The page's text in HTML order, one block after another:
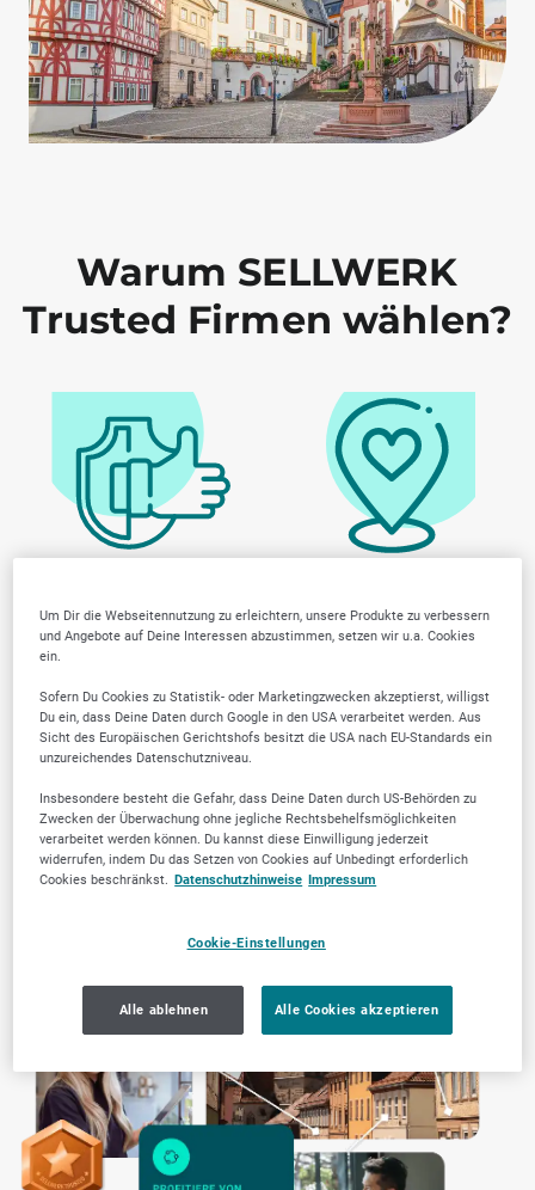
Warum SELLWERK
Trusted Firmen wählen?
geprüfte Anbieter
Transparente Arbeitsweise
Um Dir die Webseitennutzung zu erleichtern, unsere Produkte zu verbessern
und Angebote auf Deine Interessen abzustimmen, setzen wir u.a. Cookies
ein.
Sofern Du Cookies zu Statistik- oder Marketingzwecken akzeptierst, willigst
Du ein, dass Deine Daten durch Google in den USA verarbeitet werden. Aus
Sicht des Europäischen Gerichtshofs besitzt die USA nach EU-Standards ein
unzureichendes Datenschutzniveau.
Insbesondere besteht die Gefahr, dass Deine Daten durch US-Behörden zu
Zwecken der Überwachung ohne jegliche Rechtsbehelfsmöglichkeiten
verarbeitet werden können. Du kannst diese Einwilligung jederzeit
widerrufen, indem Du das Setzen von Cookies auf Unbedingt erforderlich
Cookies beschränkst. Datenschutzhinweise Impressum
Cookie-Einstellungen
Alle ablehnen Alle Cookies akzeptieren